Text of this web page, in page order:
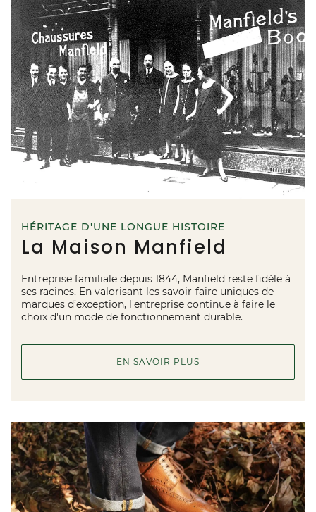
HÉRITAGE D'UNE LONGUE HISTOIRE
La Maison Manfield
Entreprise familiale depuis 1844, Manfield reste fidèle à
ses racines. En valorisant les savoir-faire uniques de
marques d’exception, l'entreprise continue à faire le
choix d'un mode de fonctionnement durable.
EN SAVOIR PLUS